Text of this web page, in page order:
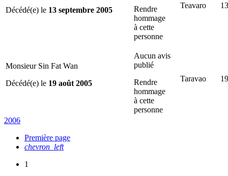
Décédé(e) le 13 septembre 2005
Rendre
hommage
à cette
personne
Teavaro
Monsieur Sin Fat Wan
Décédé(e) le 19 août 2005
Aucun avis
publié
Rendre
hommage
à cette
personne
Taravao
2006
Première page
chevron_left
1